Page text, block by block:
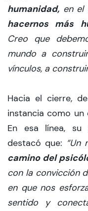
humanidad, en el
hacernos más
Creo que
mundo a
vínculos, a
Hacia el cierre,
instancia como un
En esa línea, su
destacó que: “Un
camino del
con la convicción
en que nos
sentido y